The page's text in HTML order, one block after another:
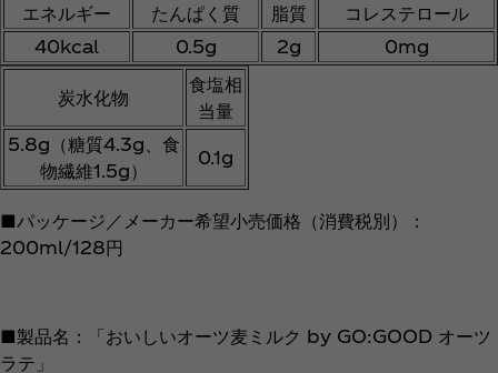
エネルギー たんぱく質 脂質
コレステロール
40kcal
0.5g 2g 0mg
炭水化物
食塩相
当量
5.8g（糖質4.3g、食
物繊維1.5g）
0.1g
■パッケージ／メーカー希望小売価格（消費税別）：
200ml/128円
■製品名：「おいしいオーツ麦ミルク by GO:GOOD オーツ
ラテ」